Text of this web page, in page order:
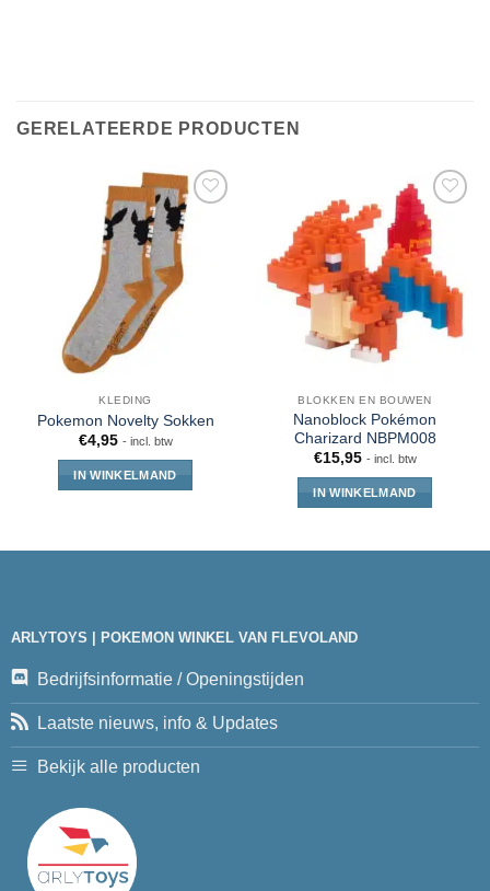
GERELATEERDE PRODUCTEN
KLEDING
Pokemon Novelty Sokken
€4,95 - incl. btw
IN WINKELMAND
BLOKKEN EN BOUWEN
Nanoblock Pokémon
Charizard NBPM008
€15,95 - incl. btw
IN WINKELMAND
ARLYTOYS | POKEMON WINKEL VAN FLEVOLAND
Bedrijfsinformatie / Openingstijden
Laatste nieuws, info & Updates
Bekijk alle producten